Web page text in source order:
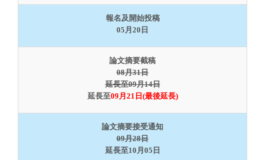
報名及開始投稿
05月20日
論文摘要截稿
08月31日
延長至09月14日
延長至09月21日(最後延長)
論文摘要接受通知
09月28日
延長至10月05日